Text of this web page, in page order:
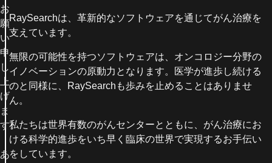
お
願
い
申
し
上
げ
ま
す。
あ
RaySearchは、革新的なソフトウェアを通じてがん治療を
支えています。
無限の可能性を持つソフトウェアは、オンコロジー分野の
イノベーションの原動力となります。医学が進歩し続ける
のと同様に、RaySearchも歩みを止めることはありませ
ん。
私たちは世界有数のがんセンターとともに、がん治療にお
ける科学的進歩をいち早く臨床の世界で実現するお手伝い
をしています。